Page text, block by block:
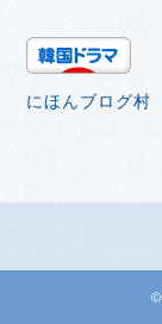
にほんブログ村